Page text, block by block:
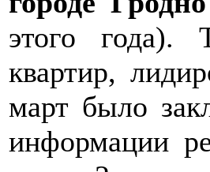
этого года).
квартир,
март было
информации